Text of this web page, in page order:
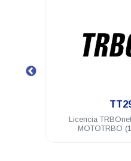
Licencia